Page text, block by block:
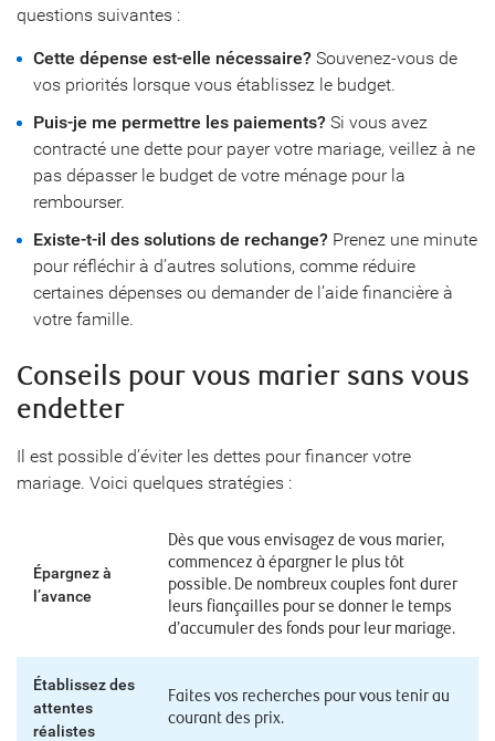
questions suivantes :
Cette dépense est-elle nécessaire? Souvenez-vous de
vos priorités lorsque vous établissez le budget.
Puis-je me permettre les paiements? Si vous avez
contracté une dette pour payer votre mariage, veillez à ne
pas dépasser le budget de votre ménage pour la
rembourser.
Existe-t-il des solutions de rechange? Prenez une minute
pour réfléchir à d’autres solutions, comme réduire
certaines dépenses ou demander de l’aide financière à
votre famille.
Conseils pour vous marier sans vous
endetter
Il est possible d’éviter les dettes pour financer votre
mariage. Voici quelques stratégies :
Épargnez à
l’avance
Dès que vous envisagez de vous marier,
commencez à épargner le plus tôt
possible. De nombreux couples font durer
leurs fiançailles pour se donner le temps
d’accumuler des fonds pour leur mariage.
Établissez des
attentes
réalistes
Faites vos recherches pour vous tenir au
courant des prix.